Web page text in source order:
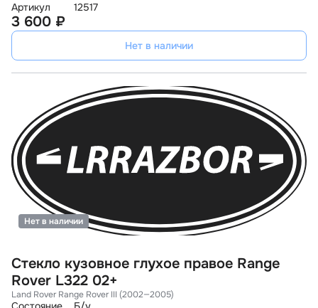
Артикул
12517
3 600 ₽
Нет в наличии
Стекло кузовное глухое правое Range
Rover L322 02+
Land Rover Range Rover III (2002—2005)
Нет в наличии